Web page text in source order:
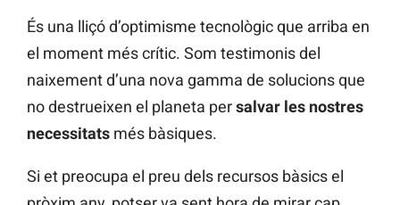
És una lliçó d’optimisme tecnològic que arriba en
el moment més crític. Som testimonis del
naixement d’una nova gamma de solucions que
no destrueixen el planeta persalvar les nostres
necessitats més bàsiques.
Si et preocupa el preu dels recursos bàsics el